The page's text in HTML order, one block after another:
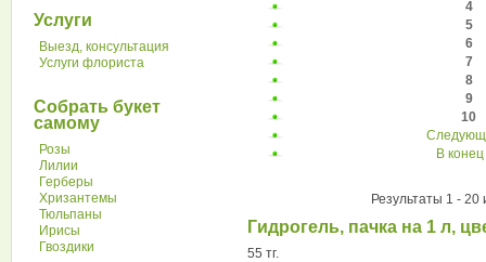
Услуги
Выезд, консультация
Услуги флориста
Собрать букет
самому
Розы
Лилии
Герберы
Хризантемы
Тюльпаны
Ирисы
Гвоздики
4
5
6
7
8
9
10
В
Результаты 1 - 20
Гидрогель, пачка на 1 л,
55 тг.